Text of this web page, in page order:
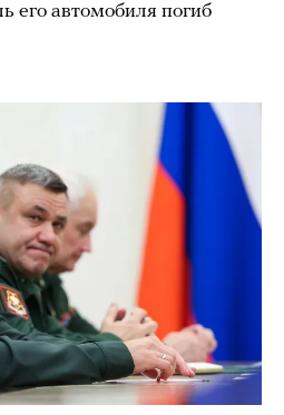
его автомобиля погиб